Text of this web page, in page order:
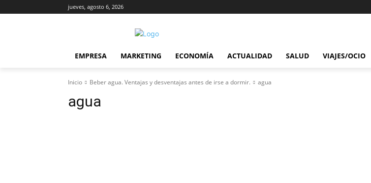
jueves, agosto 6, 2026
EMPRESA MARKETING ECONOMÍA ACTUALIDAD SALUD VIAJES/OCIO
Inicio Beber agua. Ventajas y desventajas antes de irse a dormir. agua
agua